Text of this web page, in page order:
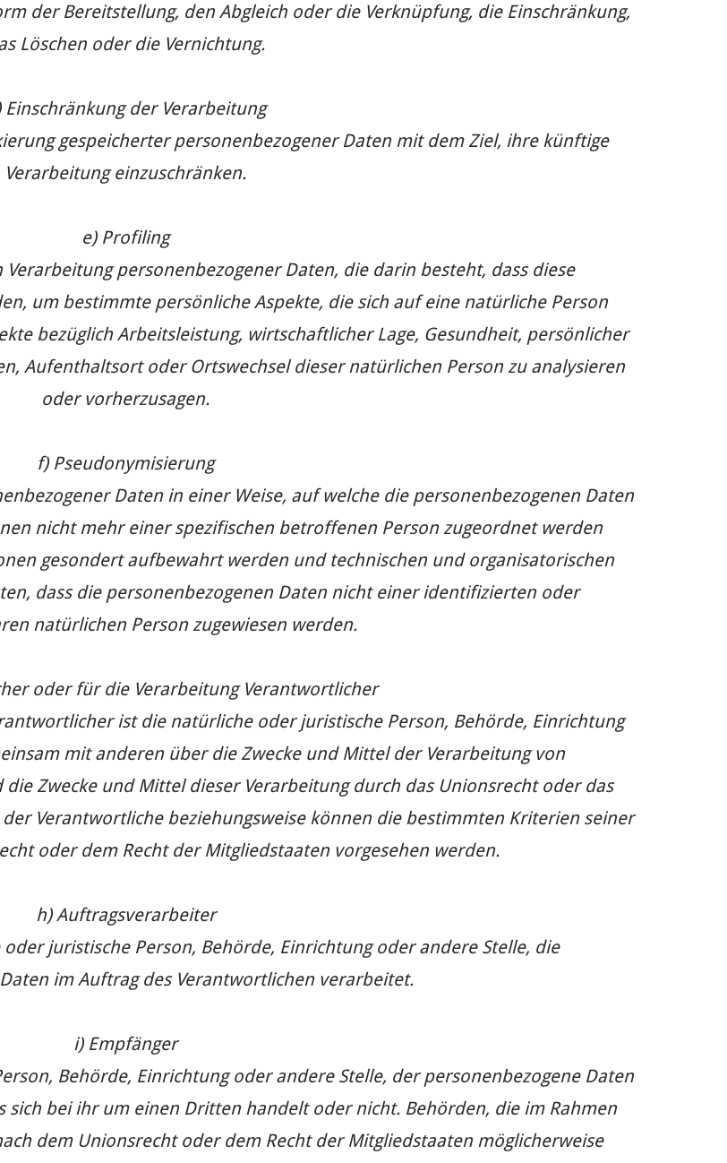
der Bereitstellung, den Abgleich oder die Verknüpfung, die Einschränkung,
Löschen oder die Vernichtung.
Einschränkung der Verarbeitung
gespeicherter personenbezogener Daten mit dem Ziel, ihre künftige
Verarbeitung einzuschränken.
e) Profiling
personenbezogener Daten, die darin besteht, dass diese
um bestimmte persönliche Aspekte, die sich auf eine natürliche Person
bezüglich Arbeitsleistung, wirtschaftlicher Lage, Gesundheit, persönlicher
Aufenthaltsort oder Ortswechsel dieser natürlichen Person zu analysieren
oder vorherzusagen.
f) Pseudonymisierung
Daten in einer Weise, auf welche die personenbezogenen Daten
nicht mehr einer spezifischen betroffenen Person zugeordnet werden
gesondert aufbewahrt werden und technischen und organisatorischen
dass die personenbezogenen Daten nicht einer identifizierten oder
natürlichen Person zugewiesen werden.
oder für die Verarbeitung Verantwortlicher
ist die natürliche oder juristische Person, Behörde, Einrichtung
mit anderen über die Zwecke und Mittel der Verarbeitung von
Zwecke und Mittel dieser Verarbeitung durch das Unionsrecht oder das
Verantwortliche beziehungsweise können die bestimmten Kriterien seiner
oder dem Recht der Mitgliedstaaten vorgesehen werden.
h) Auftragsverarbeiter
juristische Person, Behörde, Einrichtung oder andere Stelle, die
im Auftrag des Verantwortlichen verarbeitet.
i) Empfänger
Behörde, Einrichtung oder andere Stelle, der personenbezogene Daten
sich bei ihr um einen Dritten handelt oder nicht. Behörden, die im Rahmen
dem Unionsrecht oder dem Recht der Mitgliedstaaten möglicherweise